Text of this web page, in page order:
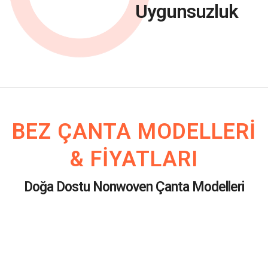
Uygunsuzluk
BEZ ÇANTA MODELLERI
& FIYATLARI
Doğa Dostu Nonwoven Çanta Modelleri